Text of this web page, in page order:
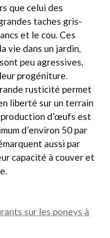
que celui des
taches gris-
et le cou. Ces
vie dans un jardin,
peu agressives,
progéniture.
rusticité permet
liberté sur un terrain
d’œufs est
d’environ 50 par
aussi par
capacité à couver et
sur les poneys à